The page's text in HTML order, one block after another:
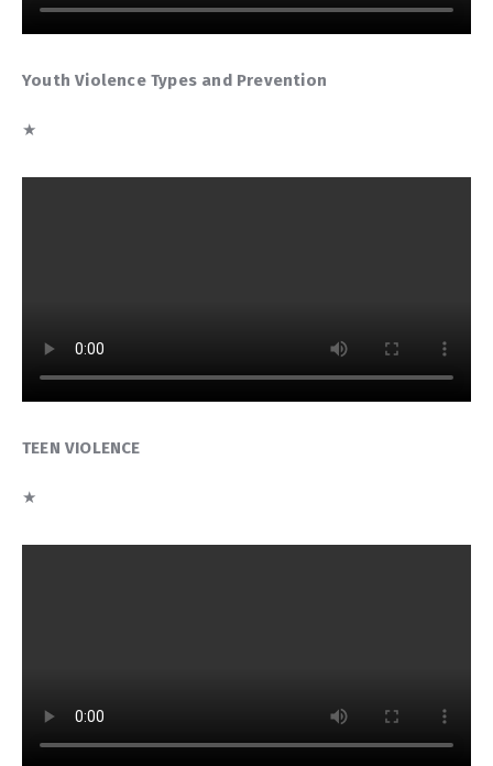
Youth Violence Types and Prevention
★
TEEN VIOLENCE
★